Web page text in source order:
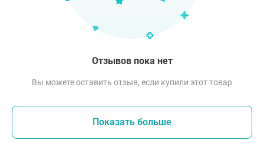
Отзывов пока нет
Вы можете оставить отзыв, если купили этот товар
Показать больше